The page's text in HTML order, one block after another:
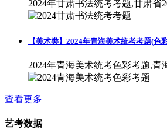
2024年甘肃书法统考考题,甘肃省
【美术类】2024年青海美术统考考题(色
2024年青海美术统考色彩考题,青
查看更多
艺考数据